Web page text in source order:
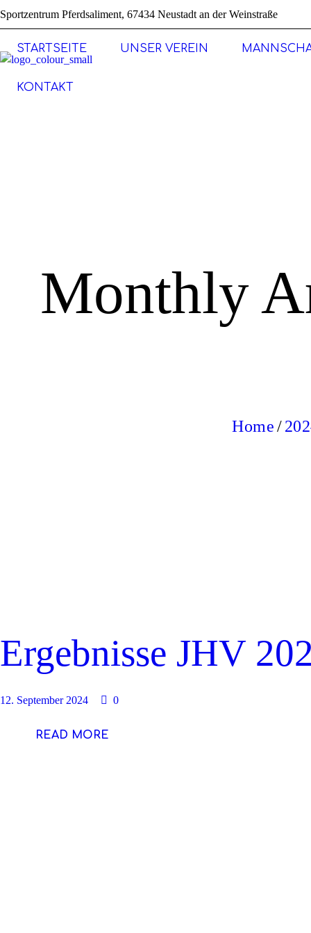
Sportzentrum Pferdsaliment, 67434 Neustadt an der Weinstraße
STARTSEITE UNSER VEREIN
KONTAKT
Monthly
Home
Ergebnisse JHV
12. September 2024 0
READ MORE